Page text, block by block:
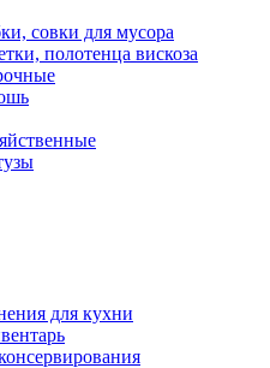
совки для мусора
полотенца вискоза
для кухни